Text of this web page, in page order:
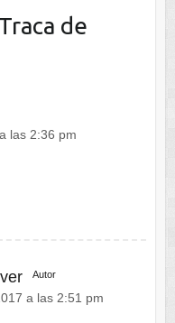
de
las 2:36 pm
Autor
a las 2:51 pm